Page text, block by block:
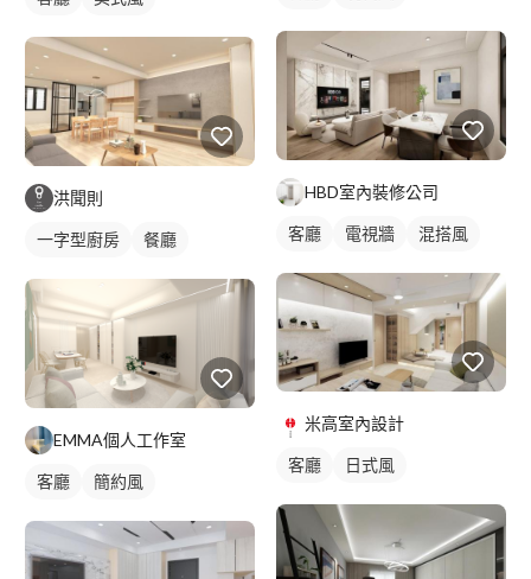
洪聞則
一字型廚房 餐廳
EMMA個人工作室
客廳 簡約風
HBD室內裝修公司
客廳 電視牆 混搭風
米高室內設計
客廳 日式風